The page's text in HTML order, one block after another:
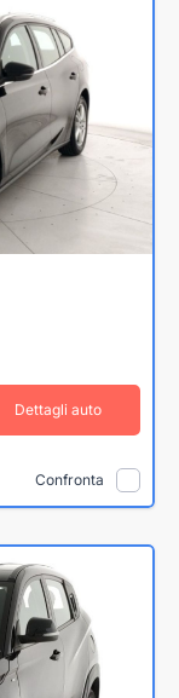
Dettagli auto
Confronta